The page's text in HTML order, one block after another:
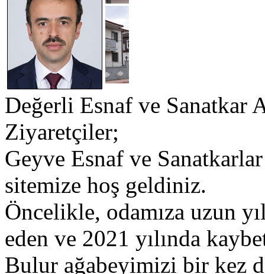
Değerli Esnaf ve Sanatkar
Ziyaretçiler;
​Geyve Esnaf ve
sitemize hoş geldiniz.
​Öncelikle, odamıza uzun
eden ve 2021 yılında
Bulur ağabeyimizi bir kez